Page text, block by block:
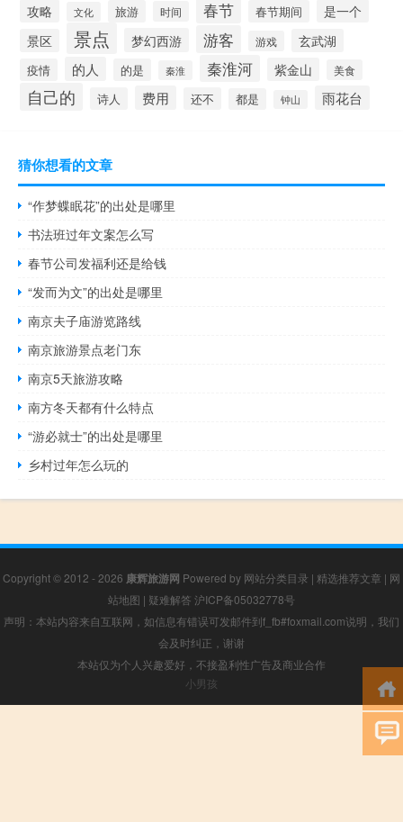
攻略 文化 旅游 时间 春节 春节期间
是一个
景区
景点 梦幻西游 游客 游戏 玄武湖
疫情 的人 的是 秦淮 秦淮河 紫金山 美食
自己的 诗人 费用 还不 都是 钟山 雨花台
猜你想看的文章
“作梦蝶眠花”的出处是哪里
书法班过年文案怎么写
春节公司发福利还是给钱
“发而为文”的出处是哪里
南京夫子庙游览路线
南京旅游景点老门东
南京5天旅游攻略
南方冬天都有什么特点
“游必就士”的出处是哪里
乡村过年怎么玩的
Copyright © 2012 - 2026 康辉旅游网 Powered by 网站分类目录 | 精选推荐文章 | 网
站地图 | 疑难解答 沪ICP备05032778号
声明：本站内容来自互联网，如信息有错误可发邮件到f_fb#foxmail.com说明，我们
会及时纠正，谢谢
本站仅为个人兴趣爱好，不接盈利性广告及商业合作
小男孩